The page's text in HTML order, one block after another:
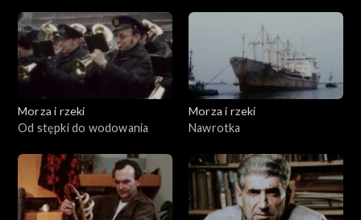
Morza i rzeki
Od stępki do wodowania
Morza i rzeki
Nawrotka